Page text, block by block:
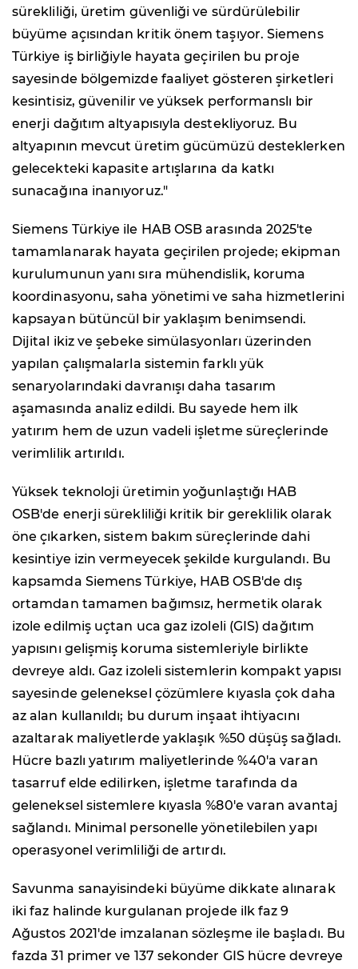
sürekliliği, üretim güvenliği ve sürdürülebilir
büyüme açısından kritik önem taşıyor. Siemens
Türkiye iş birliğiyle hayata geçirilen bu proje
sayesinde bölgemizde faaliyet gösteren şirketleri
kesintisiz, güvenilir ve yüksek performanslı bir
enerji dağıtım altyapısıyla destekliyoruz. Bu
altyapının mevcut üretim gücümüzü desteklerken
gelecekteki kapasite artışlarına da katkı
sunacağına inanıyoruz."
Siemens Türkiye ile HAB OSB arasında 2025'te
tamamlanarak hayata geçirilen projede; ekipman
kurulumunun yanı sıra mühendislik, koruma
koordinasyonu, saha yönetimi ve saha hizmetlerini
kapsayan bütüncül bir yaklaşım benimsendi.
Dijital ikiz ve şebeke simülasyonları üzerinden
yapılan çalışmalarla sistemin farklı yük
senaryolarındaki davranışı daha tasarım
aşamasında analiz edildi. Bu sayede hem ilk
yatırım hem de uzun vadeli işletme süreçlerinde
verimlilik artırıldı.
Yüksek teknoloji üretimin yoğunlaştığı HAB
OSB'de enerji sürekliliği kritik bir gereklilik olarak
öne çıkarken, sistem bakım süreçlerinde dahi
kesintiye izin vermeyecek şekilde kurgulandı. Bu
kapsamda Siemens Türkiye, HAB OSB'de dış
ortamdan tamamen bağımsız, hermetik olarak
izole edilmiş uçtan uca gaz izoleli (GIS) dağıtım
yapısını gelişmiş koruma sistemleriyle birlikte
devreye aldı. Gaz izoleli sistemlerin kompakt yapısı
sayesinde geleneksel çözümlere kıyasla çok daha
az alan kullanıldı; bu durum inşaat ihtiyacını
azaltarak maliyetlerde yaklaşık %50 düşüş sağladı.
Hücre bazlı yatırım maliyetlerinde %40'a varan
tasarruf elde edilirken, işletme tarafında da
geleneksel sistemlere kıyasla %80'e varan avantaj
sağlandı. Minimal personelle yönetilebilen yapı
operasyonel verimliliği de artırdı.
Savunma sanayisindeki büyüme dikkate alınarak
iki faz halinde kurgulanan projede ilk faz 9
Ağustos 2021'de imzalanan sözleşme ile başladı. Bu
fazda 31 primer ve 137 sekonder GIS hücre devreye